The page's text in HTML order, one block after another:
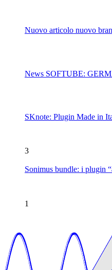
Nuovo articolo nuovo
News
SKnote: Plugin Made in
3
Sonimus bundle: i plugin
1